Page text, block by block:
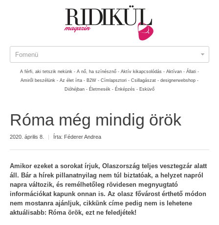
Fomenü
A férfi, aki tetszik nekünk - A nő, ha színésznő - Aktív kikapcsolódás - Aktívan - Állati -
Amiről beszélünk - Az élet írta - B2W - Címlapsztori - Csillagászat - designerwebshop -
Dióhéjban - Életmesék - Énképzés - Esküvő
Róma még mindig örök
2020. április 8. | Írta: Féderer Andrea
Amikor ezeket a sorokat írjuk, Olaszország teljes vesztegzár alatt
áll. Bár a hírek pillanatnyilag nem túl biztatóak, a helyzet napról
napra változik, és remélhetőleg rövidesen megnyugtató
információkat kapunk onnan is. Az olasz fővárost érthető módon
nem mostanra ajánljuk, cikkünk címe pedig nem is lehetene
aktuálisabb: Róma örök, ezt ne feledjétek!